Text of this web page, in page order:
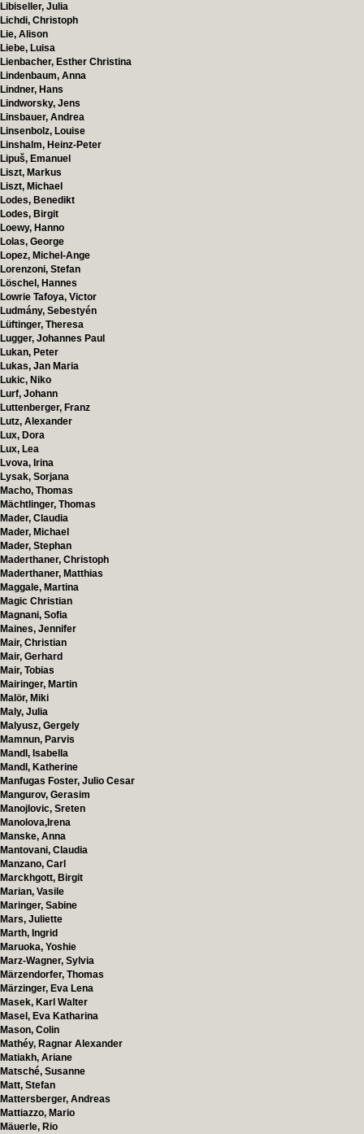
Libiseller, Julia
Lichdi, Christoph
Lie, Alison
Liebe, Luisa
Lienbacher, Esther Christina
Lindenbaum, Anna
Lindner, Hans
Lindworsky, Jens
Linsbauer, Andrea
Linsenbolz, Louise
Linshalm, Heinz-Peter
Lipuš, Emanuel
Liszt, Markus
Liszt, Michael
Lodes, Benedikt
Lodes, Birgit
Loewy, Hanno
Lolas, George
Lopez, Michel-Ange
Lorenzoni, Stefan
Löschel, Hannes
Lowrie Tafoya, Victor
Ludmány, Sebestyén
Lüftinger, Theresa
Lugger, Johannes Paul
Lukan, Peter
Lukas, Jan Maria
Lukic, Niko
Lurf, Johann
Luttenberger, Franz
Lutz, Alexander
Lux, Dora
Lux, Lea
Lvova, Irina
Lysak, Sorjana
Macho, Thomas
Mächtlinger, Thomas
Mader, Claudia
Mader, Michael
Mader, Stephan
Maderthaner, Christoph
Maderthaner, Matthias
Maggale, Martina
Magic Christian
Magnani, Sofia
Maines, Jennifer
Mair, Christian
Mair, Gerhard
Mair, Tobias
Mairinger, Martin
Malör, Miki
Maly, Julia
Malyusz, Gergely
Mamnun, Parvis
Mandl, Isabella
Mandl, Katherine
Manfugas Foster, Julio Cesar
Mangurov, Gerasim
Manojlovic, Sreten
Manolova,Irena
Manske, Anna
Mantovani, Claudia
Manzano, Carl
Marckhgott, Birgit
Marian, Vasile
Maringer, Sabine
Mars, Juliette
Marth, Ingrid
Maruoka, Yoshie
Marz-Wagner, Sylvia
Märzendorfer, Thomas
Märzinger, Eva Lena
Masek, Karl Walter
Masel, Eva Katharina
Mason, Colin
Mathéy, Ragnar Alexander
Matiakh, Ariane
Matsché, Susanne
Matt, Stefan
Mattersberger, Andreas
Mattiazzo, Mario
Mäuerle, Rio